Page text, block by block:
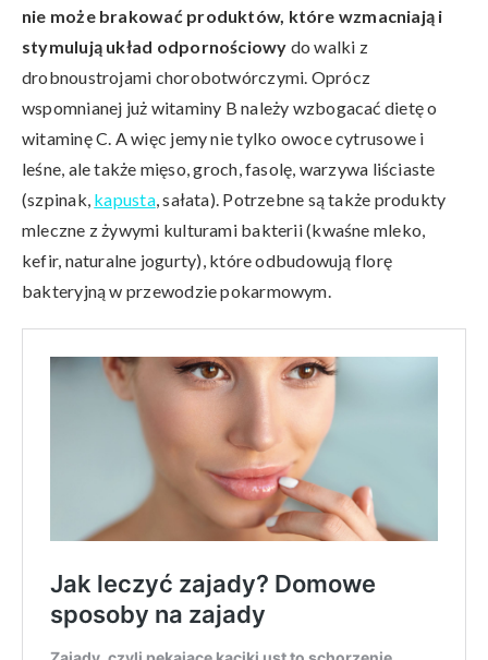
nie może brakować produktów, które wzmacniają i
stymulują układ odpornościowy do walki z
drobnoustrojami chorobotwórczymi. Oprócz
wspomnianej już witaminy B należy wzbogacać dietę o
witaminę C. A więc jemy nie tylko owoce cytrusowe i
leśne, ale także mięso, groch, fasolę, warzywa liściaste
(szpinak, kapusta, sałata). Potrzebne są także produkty
mleczne z żywymi kulturami bakterii (kwaśne mleko,
kefir, naturalne jogurty), które odbudowują florę
bakteryjną w przewodzie pokarmowym.